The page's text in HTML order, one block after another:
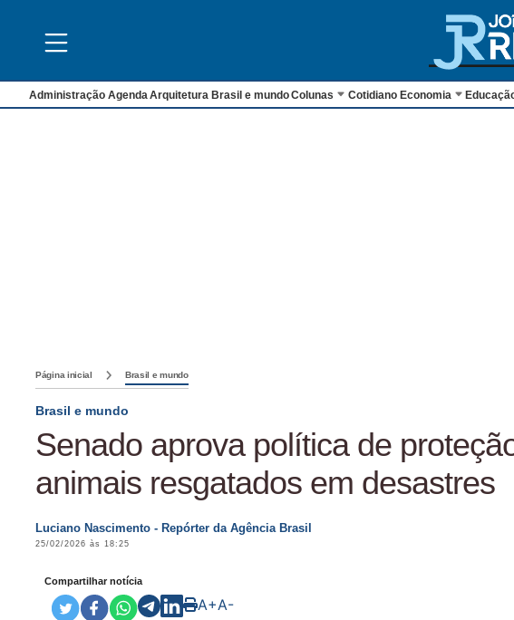
Administração AgendaArquitetura Brasil e mundoColunas Cotidiano Economia
Página inicial Brasil e mundo
Brasil e mundo
Senado aprova política de
animais resgatados em desastres
Luciano Nascimento - Repórter da Agência Brasil
25/02/2026 às 18:25
Compartilhar notícia
A+A-